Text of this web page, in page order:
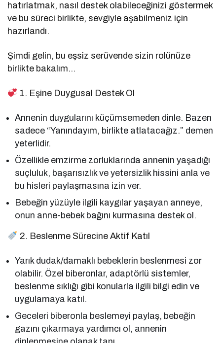
hatırlatmak, nasıl destek olabileceğinizi göstermek
ve bu süreci birlikte, sevgiyle aşabilmeniz için
hazırlandı.
Şimdi gelin, bu eşsiz serüvende sizin rolünüze
birlikte bakalım…
1. Eşine Duygusal Destek Ol
Annenin duygularını küçümsemeden dinle. Bazen
sadece “Yanındayım, birlikte atlatacağız.” demen
yeterlidir.
Özellikle emzirme zorluklarında annenin yaşadığı
suçluluk, başarısızlık ve yetersizlik hissini anla ve
bu hisleri paylaşmasına izin ver.
Bebeğin yüzüyle ilgili kaygılar yaşayan anneye,
onun anne-bebek bağını kurmasına destek ol.
2. Beslenme Sürecine Aktif Katıl
Yarık dudak/damaklı bebeklerin beslenmesi zor
olabilir. Özel biberonlar, adaptörlü sistemler,
beslenme sıklığı gibi konularla ilgili bilgi edin ve
uygulamaya katıl.
Geceleri biberonla beslemeyi paylaş, bebeğin
gazını çıkarmaya yardımcı ol, annenin